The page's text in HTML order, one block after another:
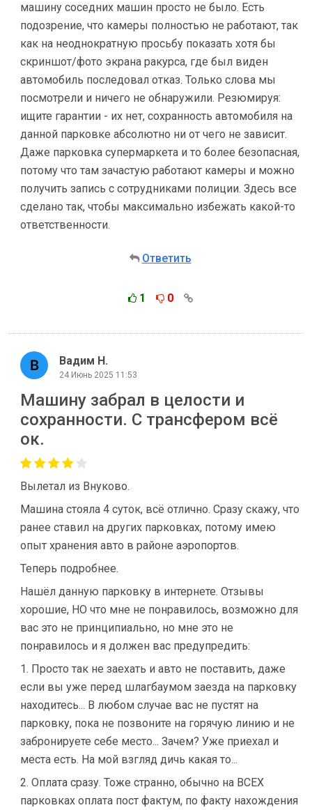
машину соседних машин просто не было. Есть
подозрение, что камеры полностью не работают, так
как на неоднократную просьбу показать хотя бы
скриншот/фото экрана ракурса, где был виден
автомобиль последовал отказ. Только слова мы
посмотрели и ничего не обнаружили. Резюмируя:
ищите гарантии - их нет, сохранность автомобиля на
данной парковке абсолютно ни от чего не зависит.
Даже парковка супермаркета и то более безопасная,
потому что там зачастую работают камеры и можно
получить запись с сотрудниками полиции. Здесь все
сделано так, чтобы максимально избежать какой-то
ответственности.
Ответить
1 0
Вадим Н.
24 Июнь 2025 11:53
Машину забрал в целости и
сохранности. С трансфером всё
ок.
Вылетал из Внуково.
Машина стояла 4 суток, всё отлично. Сразу скажу, что
ранее ставил на других парковках, потому имею
опыт хранения авто в районе аэропортов.
Теперь подробнее.
Нашёл данную парковку в интернете. Отзывы
хорошие, НО что мне не понравилось, возможно для
вас это не принципиально, но мне это не
понравилось и я должен вас предупредить:
1. Просто так не заехать и авто не поставить, даже
если вы уже перед шлагбаумом заезда на парковку
находитесь... В любом случае вас не пустят на
парковку, пока не позвоните на горячую линию и не
забронируете себе место... Зачем? Уже приехал и
места есть. На мой взгляд дичь какая то...
2. Оплата сразу. Тоже странно, обычно на ВСЕХ
парковках оплата пост фактум, по факту нахождения